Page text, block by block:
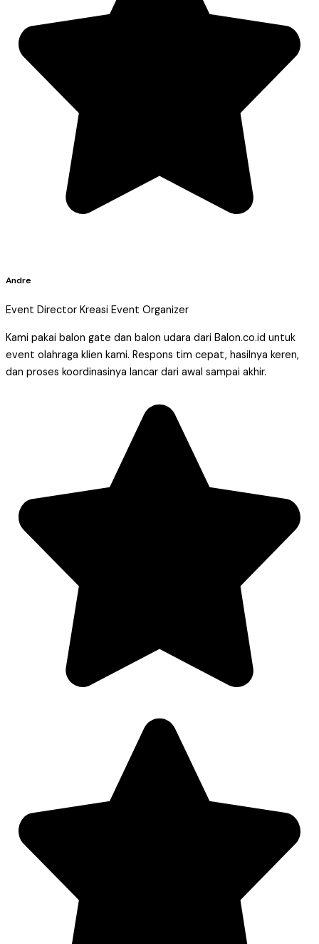
Andre
Event Director Kreasi Event Organizer
Kami pakai balon gate dan balon udara dari Balon.co.id untuk
event olahraga klien kami. Respons tim cepat, hasilnya keren,
dan proses koordinasinya lancar dari awal sampai akhir.